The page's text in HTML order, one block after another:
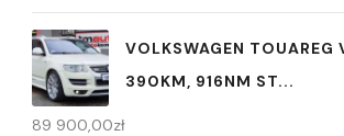
VOLKSWAGEN TOUAREG
390KM, 916NM ST...
89 900,00zł